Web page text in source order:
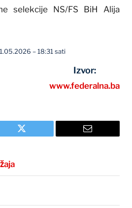
selekcije NS/FS BiH Alija
– 18:31 sati
Izvor:
www.federalna.ba
Twitter Email